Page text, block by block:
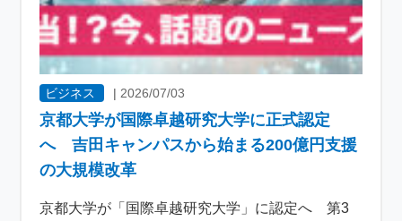
ビジネス | 2026/07/03
京都大学が国際卓越研究大学に正式認定
へ 吉田キャンパスから始まる200億円支援
の大規模改革
京都大学が「国際卓越研究大学」に認定へ 第3